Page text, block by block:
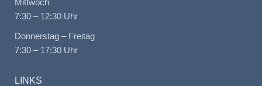
Mittwoch
7:30 – 12:30 Uhr
Donnerstag – Freitag
7:30 – 17:30 Uhr
LINKS